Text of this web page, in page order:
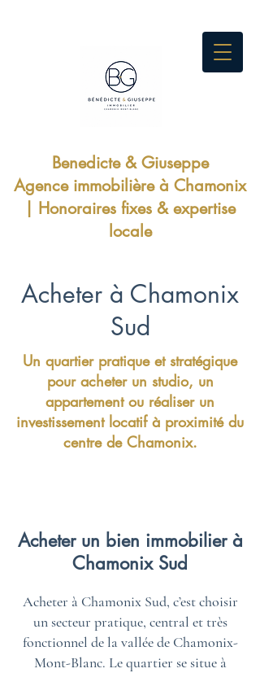
Benedicte & Giuseppe
Agence immobilière à Chamonix
| Honoraires fixes & expertise
locale
Acheter à Chamonix
Sud
Un quartier pratique et stratégique
pour acheter un studio, un
appartement ou réaliser un
investissement locatif à proximité du
centre de Chamonix.
Acheter un bien immobilier à
Chamonix Sud
Acheter à Chamonix Sud, c’est choisir
un secteur pratique, central et très
fonctionnel de la vallée de Chamonix-
Mont-Blanc. Le quartier se situe à